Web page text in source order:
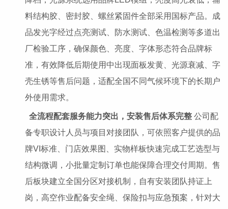
料结构胶、密封胶、螺丝紧固件全部采用国标产品。成
品发光字经过点亮测试、防水测试、色温检测等多道出
厂检验工序，确保颜色、亮度、字体形态符合品牌标
准，有效降低后期使用中出现面板发黄、光源衰减、字
壳生锈等售后问题，适配全国不同气候环境下的长期户
外使用需求。
全流程配套服务能力突出，安装售后体系完整公司配
备专职设计人员与项目对接团队，可依照客户提供的品
牌VI标准、门店效果图、实物样板快速完成工艺选型与
结构微调，小批量定制订单也能保障合理交付周期。售
后板块建立全国分区对接机制，自有安装团队持证上
岗，高空作业配备安全绳、保险扣与应急预案，针对大